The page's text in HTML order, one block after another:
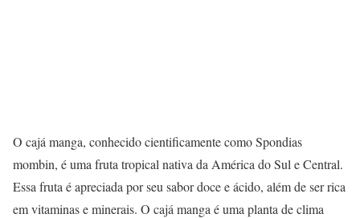
O cajá manga, conhecido cientificamente como Spondias
mombin, é uma fruta tropical nativa da América do Sul e Central.
Essa fruta é apreciada por seu sabor doce e ácido, além de ser rica
em vitaminas e minerais. O cajá manga é uma planta de clima